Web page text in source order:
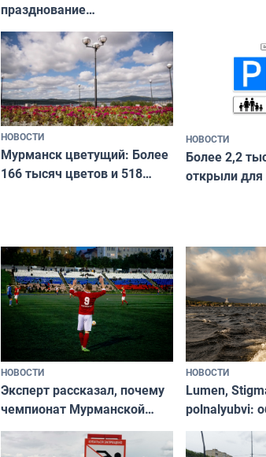
празднование
Международного дня
коренных народов мира
НОВОСТИ
Мурманск цветущий: Более
166 тысяч цветов и 518
НОВОСТИ
Более 2,2
открыли для
НОВОСТИ
Эксперт рассказал, почему
чемпионат Мурманской
области по футболу остался
незамеченным
НОВОСТИ
Lumen,
polnalyubvi:
«Имандра» в